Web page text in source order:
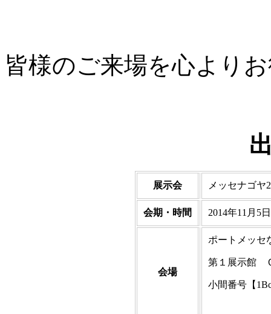
皆様のご来場を心より
展示会 メッセナゴヤ
会期・時間 2014年11月5
会場
ポートメッセ
第１展示館
小間番号【